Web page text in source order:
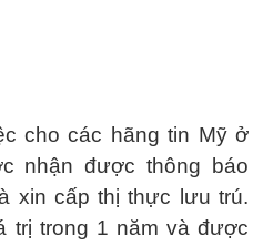
cho các hãng tin Mỹ ở
nhận được thông báo
xin cấp thị thực lưu trú.
trị trong 1 năm và được